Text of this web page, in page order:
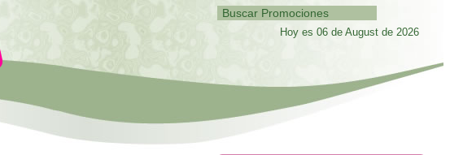
Hoy es 06 de August de 2026